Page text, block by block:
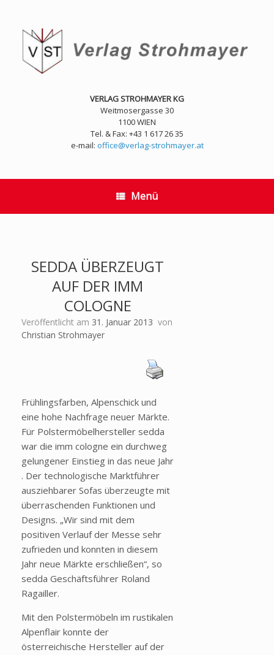
springen
VERLAG STROHMAYER KG
Weitmosergasse 30
1100 WIEN
Tel. & Fax: +43 1 617 26 35
e-mail: office@verlag-strohmayer.at
Menü
SEDDA ÜBERZEUGT
AUF DER IMM
COLOGNE
Veröffentlicht am 31. Januar 2013 von
Christian Strohmayer
Frühlingsfarben, Alpenschick und
eine hohe Nachfrage neuer Märkte.
Für Polstermöbelhersteller sedda
war die imm cologne ein durchweg
gelungener Einstieg in das neue Jahr
. Der technologische Marktführer
ausziehbarer Sofas überzeugte mit
überraschenden Funktionen und
Designs. „Wir sind mit dem
positiven Verlauf der Messe sehr
zufrieden und konnten in diesem
Jahr neue Märkte erschließen“, so
sedda Geschäftsführer Roland
Ragailler.
Mit den Polstermöbeln im rustikalen
Alpenflair konnte der
österreichische Hersteller auf der